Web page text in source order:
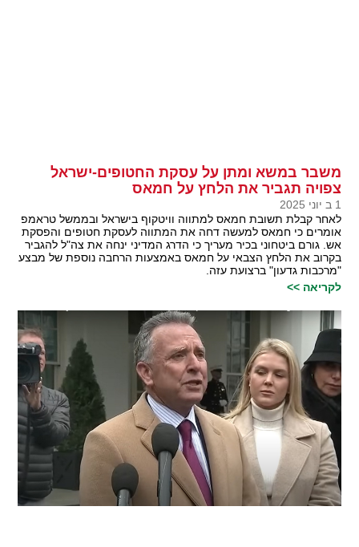
משבר במשא ומתן על עסקת החטופים-ישראל
צפויה תגביר את הלחץ על חמאס
1 ב יוני 2025
לאחר קבלת תשובת חמאס למתווה וויטקוף בישראל ובממשל טראמפ
אומרים כי חמאס למעשה דחה את המתווה לעסקת חטופים והפסקת
אש. גורם ביטחוני בכיר מעריך כי הדרג המדיני ינחה את צה"ל להגביר
בקרוב את הלחץ הצבאי על חמאס באמצעות הרחבה נוספת של מבצע
"מרכבות גדעון" ברצועת עזה.
לקריאה >>